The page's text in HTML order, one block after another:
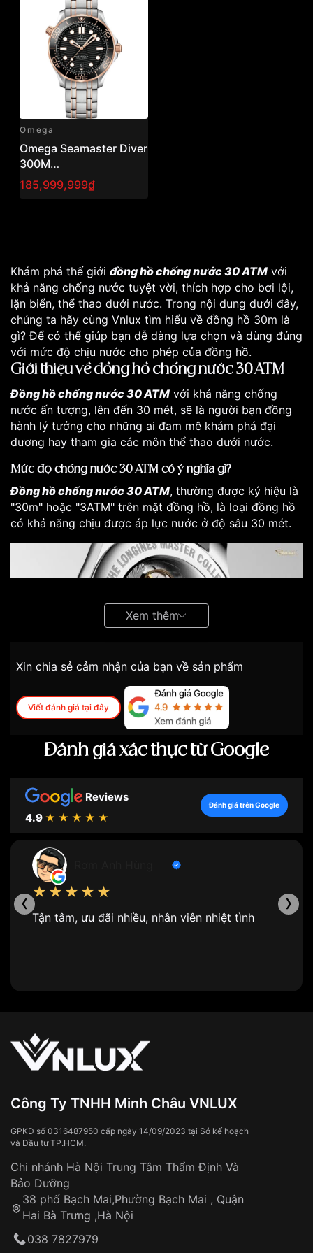
Omega
Omega Seamaster Diver
300M
210.20.42.20.01.001 –
Thợ lặn sang trọng hai
185,999,999₫
Khám phá thế giới đồng hồ chống nước 30 ATM với
khả năng chống nước tuyệt vời, thích hợp cho bơi lội,
lặn biển, thể thao dưới nước. Trong nội dung dưới đây,
chúng ta hãy cùng Vnlux tìm hiểu về đồng hồ 30m là
gì? Để có thể giúp bạn dễ dàng lựa chọn và dùng đúng
với mức độ chịu nước cho phép của đồng hồ.
Giới thiệu về đồng hồ chống nước 30 ATM
Đồng hồ chống nước 30 ATM với khả năng chống
nước ấn tượng, lên đến 30 mét, sẽ là người bạn đồng
hành lý tưởng cho những ai đam mê khám phá đại
dương hay tham gia các môn thể thao dưới nước.
Mức độ chống nước 30 ATM có ý nghĩa gì?
Đồng hồ chống nước 30 ATM, thường được ký hiệu là
"30m" hoặc "3ATM" trên mặt đồng hồ, là loại đồng hồ
có khả năng chịu được áp lực nước ở độ sâu 30 mét.
Khả năng chống nước 30 ATM ấn tượng:
Rửa tay
Tắm rửa
Bơi lội
Lặn biển giải trí (ở độ sâu không quá 30 mét)
Lưu ý về khả năng chống nước của đồng hồ
Khả năng của đồng hồ chống nước 30 ATM
không đồng nghĩa với việc bạn có thể đeo đồng
hồ đi lặn biển chuyên nghiệp hoặc tham gia các
hoạt động thể thao dưới nước có cường độ cao.
Áp lực nước có thể thay đổi tùy theo nhiệt độ, độ
Xem thêm
Xin chia sẻ cảm nhận của bạn về sản phẩm
Viết đánh giá tại đây
Đánh giá xác thực từ Google
Reviews
4.9 ★★★★★
Đánh giá trên Google
★★★★★
Tận tâm, ưu đãi nhiều, nhân viên nhiệt tình
‹ ›
Công Ty TNHH Minh Châu VNLUX
GPKD số 0316487950 cấp ngày 14/09/2023 tại Sở kế hoạch
và Đầu tư TP.HCM.
Chi nhánh Hà Nội Trung Tâm Thẩm Định Và
Bảo Dưỡng
38 phố Bạch Mai,Phường Bạch Mai , Quận
Hai Bà Trưng ,Hà Nội
038 7827979